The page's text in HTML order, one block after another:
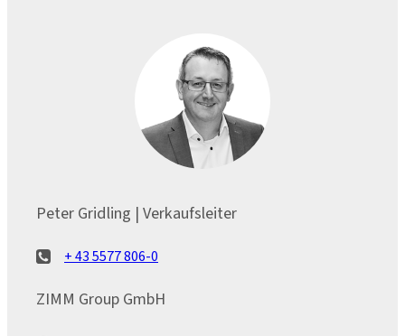
Peter Gridling | Verkaufsleiter
+ 43 5577 806-0
ZIMM Group GmbH